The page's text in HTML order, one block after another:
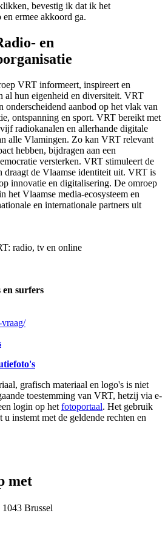
bevestig ik dat ik het
en ermee akkoord ga.
en
VRT informeert, inspireert en
al hun eigenheid en diversiteit. VRT
onderscheidend aanbod op het vlak van
ontspanning en sport. VRT bereikt met
radiokanalen en allerhande digitale
alle Vlamingen. Zo kan VRT relevant
hebben, bijdragen aan een
versterken. VRT stimuleert de
draagt de Vlaamse identiteit uit. VRT is
innovatie en digitalisering. De omroep
het Vlaamse media-ecosysteem en
en internationale partners uit
radio, tv en online
surfers
grafisch materiaal en logo's is niet
toestemming van VRT, hetzij via e-
login op het fotoportaal. Het gebruik
instemt met de geldende rechten en
met
Brussel